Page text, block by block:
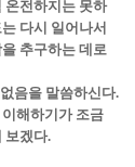
온전하지는 못하
다시 일어나서
추구하는 데로
음을 말씀하신다.
해하기가 조금
보겠다.